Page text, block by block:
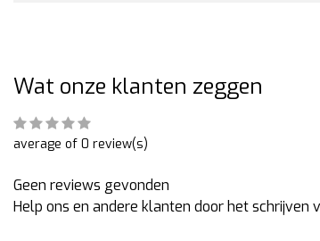
Wat onze klanten zeggen
average of 0 review(s)
Geen reviews gevonden
Help ons en andere klanten door het schrijven